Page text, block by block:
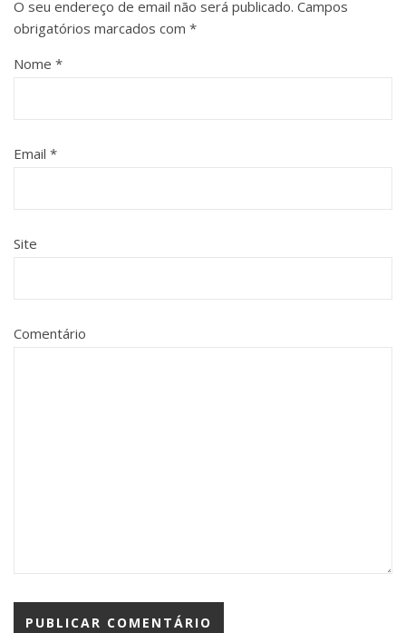
O seu endereço de email não será publicado. Campos
obrigatórios marcados com *
Nome *
Email *
Site
Comentário